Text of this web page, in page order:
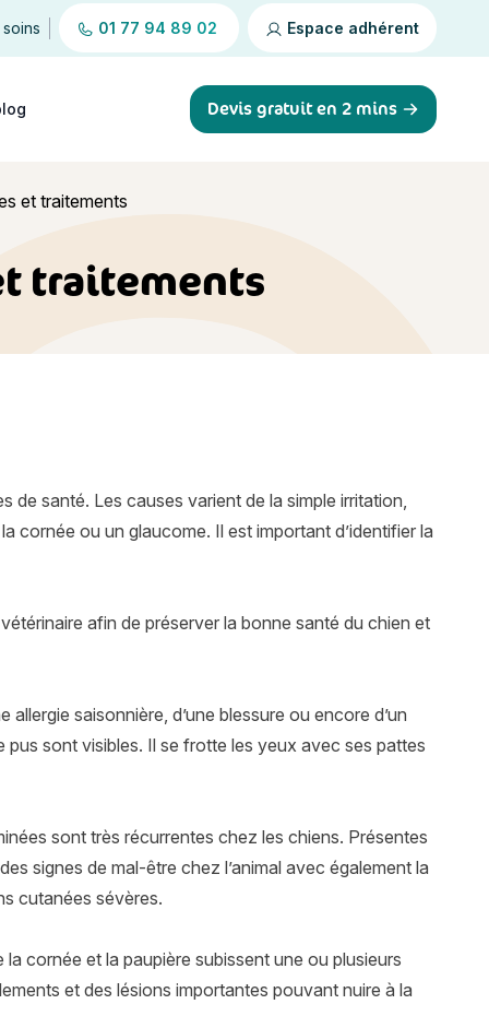
01 77 94 89 02 Espace adhérent
Devis gratuit en 2 mins
et traitements
traitements
de santé. Les causes varient de la simple irritation,
cornée ou un glaucome. Il est important d’identifier la
afin de préserver la bonne santé du chien et
allergie saisonnière, d’une blessure ou encore d’un
sont visibles. Il se frotte les yeux avec ses pattes
sont très récurrentes chez les chiens. Présentes
signes de mal-être chez l’animal avec également la
cutanées sévères.
cornée et la paupière subissent une ou plusieurs
et des lésions importantes pouvant nuire à la